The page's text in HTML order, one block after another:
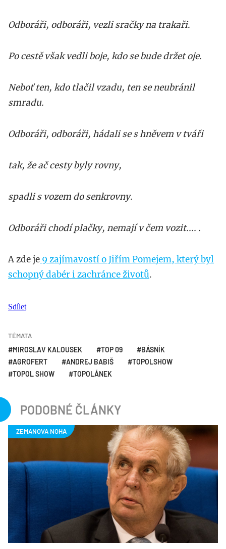
Odboráři, odboráři, vezli sračky na trakaři.
Po cestě však vedli boje, kdo se bude držet oje.
Neboť ten, kdo tlačil vzadu, ten se neubránil
smradu.
Odboráři, odboráři, hádali se s hněvem v tváři
tak, že ač cesty byly rovny,
spadli s vozem do senkrovny.
Odboráři chodí plačky, nemají v čem vozit.... .
A zde je 9 zajímavostí o Jiřím Pomejem, který byl
schopný dabér i zachránce životů.
Sdílet
TÉMATA
MIROSLAV KALOUSEK TOP 09
BÁSNÍK
AGROFERT
ANDREJ BABIŠ
TOPOLSHOW
TOPOL SHOW
TOPOLÁNEK
PODOBNÉ ČLÁNKY